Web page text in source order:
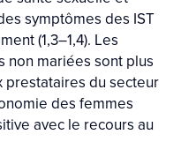
symptômes des IST
(1,3–1,4). Les
non mariées sont plus
prestataires du secteur
des femmes
avec le recours au